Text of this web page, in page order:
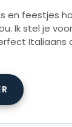
en feestjes
Ik stel je
Italiaans